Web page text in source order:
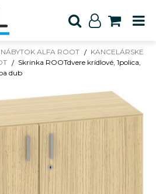
NÁBYTOK ALFA ROOT
KANCELÁRSKE
Skrinka ROOTdvere krídlové, 1polica,
dub